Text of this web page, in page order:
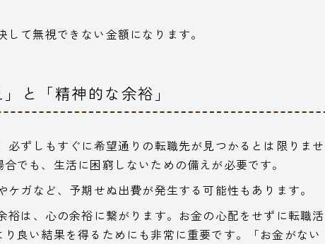
て無視できない金額になります。
と「精神的な余裕」
必ずしもすぐに希望通りの転職先が見つかるとは限りませ
でも、生活に困窮しないための備えが必要です。
ケガなど、予期せぬ出費が発生する可能性もあります。
裕は、心の余裕に繋がります。お金の心配をせずに転職活
良い結果を得るためにも非常に重要です。「お金がない